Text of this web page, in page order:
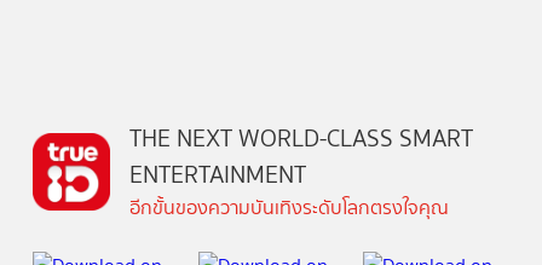
THE NEXT WORLD-CLASS SMART
ENTERTAINMENT
อีกขั้นของความบันเทิงระดับโลกตรงใจคุณ